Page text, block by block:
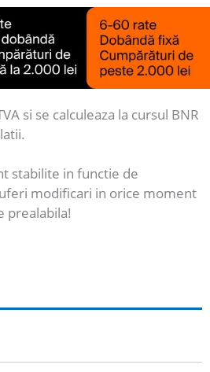
si se calculeaza la cursul BNR
stabilite in functie de
modificari in orice moment
prealabila!